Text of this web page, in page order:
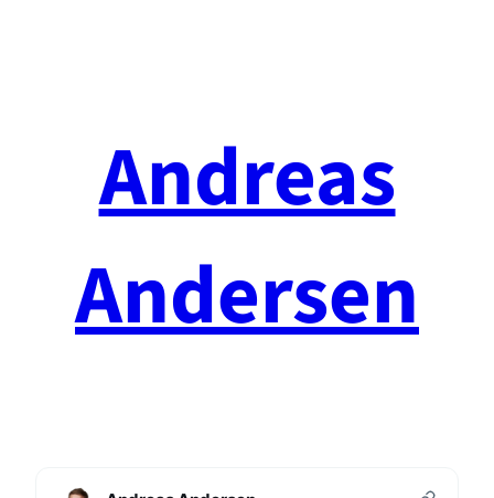
Andreas
Andersen